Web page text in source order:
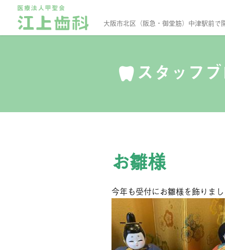
大阪市北区（阪急・御堂筋）中津駅前で
スタッフ
お雛様
今年も受付にお雛様を飾りま